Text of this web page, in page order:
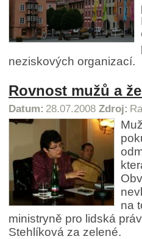
neziskových organizací.
Rovnost mužů a
Datum: 28.07.2008 Zdroj:
na
ministryně pro lidská
Stehlíková za zelené.